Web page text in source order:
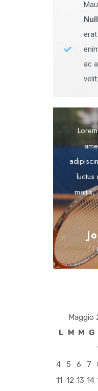
ac
velit.
luctus
Maggio
L M M G
4
5 6 7
11 12 13 14